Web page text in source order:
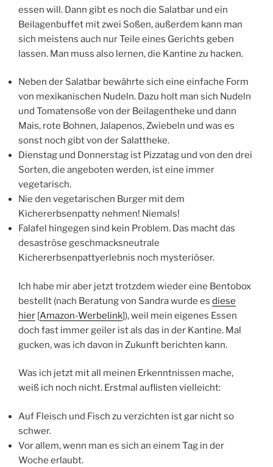
essen will. Dann gibt es noch die Salatbar und ein
Beilagenbuffet mit zwei Soßen, außerdem kann man
sich meistens auch nur Teile eines Gerichts geben
lassen. Man muss also lernen, die Kantine zu hacken.
Neben der Salatbar bewährte sich eine einfache Form
von mexikanischen Nudeln. Dazu holt man sich Nudeln
und Tomatensoße von der Beilagentheke und dann
Mais, rote Bohnen, Jalapenos, Zwiebeln und was es
sonst noch gibt von der Salattheke.
Dienstag und Donnerstag ist Pizzatag und von den drei
Sorten, die angeboten werden, ist eine immer
vegetarisch.
Nie den vegetarischen Burger mit dem
Kichererbsenpatty nehmen! Niemals!
Falafel hingegen sind kein Problem. Das macht das
desaströse geschmacksneutrale
Kichererbsenpattyerlebnis noch mysteriöser.
Ich habe mir aber jetzt trotzdem wieder eine Bentobox
bestellt (nach Beratung von Sandra wurde es diese
hier [Amazon-Werbelink]), weil mein eigenes Essen
doch fast immer geiler ist als das in der Kantine. Mal
gucken, was ich davon in Zukunft berichten kann.
Was ich jetzt mit all meinen Erkenntnissen mache,
weiß ich noch nicht. Erstmal auflisten vielleicht:
Auf Fleisch und Fisch zu verzichten ist gar nicht so
schwer.
Vor allem, wenn man es sich an einem Tag in der
Woche erlaubt.